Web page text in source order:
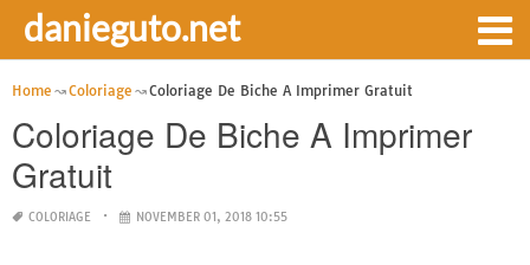
danieguto.net
Home Coloriage Coloriage De Biche A Imprimer Gratuit
Coloriage De Biche A Imprimer
Gratuit
COLORIAGE NOVEMBER 01, 2018 10:55